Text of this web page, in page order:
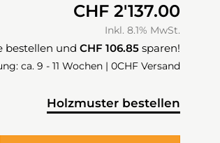
CHF 2'137.00
Inkl. 8.1% MwSt.
bestellen und CHF 106.85 sparen!
ca. 9 - 11 Wochen | 0CHF Versand
Holzmuster bestellen